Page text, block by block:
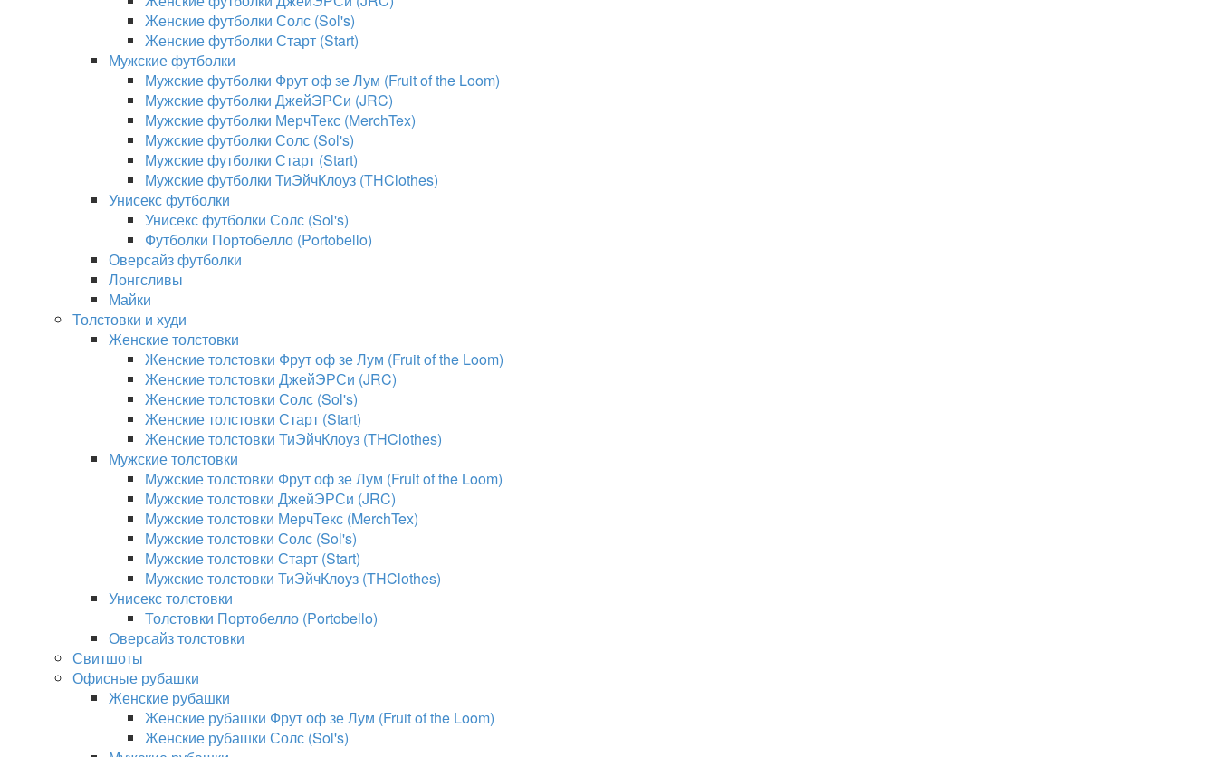
Женские футболки Солс (Sol's)
Женские футболки Старт (Start)
Мужские футболки
Мужские футболки Фрут оф зе Лум (Fruit of the Loom)
Мужские футболки ДжейЭРСи (JRC)
Мужские футболки МерчТекс (MerchTex)
Мужские футболки Солс (Sol's)
Мужские футболки Старт (Start)
Мужские футболки ТиЭйчКлоуз (THClothes)
Унисекс футболки
Унисекс футболки Солс (Sol's)
Футболки Портобелло (Portobello)
Оверсайз футболки
Лонгсливы
Майки
Толстовки и худи
Женские толстовки
Женские толстовки Фрут оф зе Лум (Fruit of the Loom)
Женские толстовки ДжейЭРСи (JRC)
Женские толстовки Солс (Sol's)
Женские толстовки Старт (Start)
Женские толстовки ТиЭйчКлоуз (THClothes)
Мужские толстовки
Мужские толстовки Фрут оф зе Лум (Fruit of the Loom)
Мужские толстовки ДжейЭРСи (JRC)
Мужские толстовки МерчТекс (MerchTex)
Мужские толстовки Солс (Sol's)
Мужские толстовки Старт (Start)
Мужские толстовки ТиЭйчКлоуз (THClothes)
Унисекс толстовки
Толстовки Портобелло (Portobello)
Оверсайз толстовки
Свитшоты
Офисные рубашки
Женские рубашки
Женские рубашки Фрут оф зе Лум (Fruit of the Loom)
Женские рубашки Солс (Sol's)